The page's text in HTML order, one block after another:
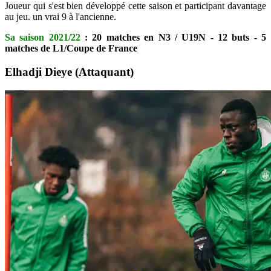
Joueur qui s'est bien développé cette saison et participant davantage
au jeu. un vrai 9 à l'ancienne.
Sa saison 2021/22: 20 matches en N3 / U19N - 12 buts - 5
matches de L1/Coupe de France
Elhadji Dieye (Attaquant)